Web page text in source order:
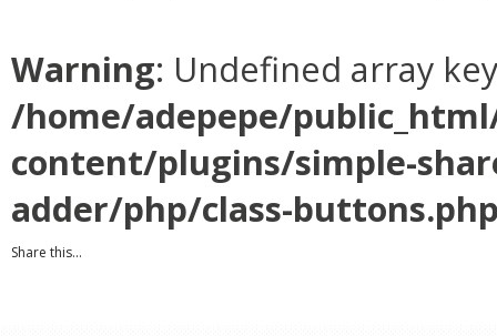
Warning: Undefined array
/home/adepepe/
content/plugins/simple-
adder/php/class-
Share this...